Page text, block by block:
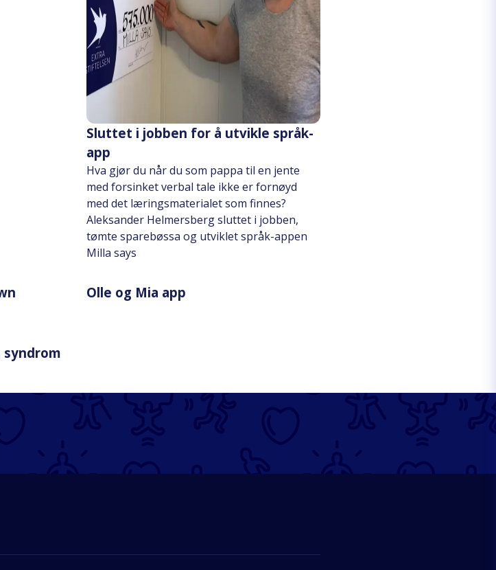
Sluttet i jobben for å utvikle språk-
app
Hva gjør du når du som pappa til en jente
med forsinket verbal tale ikke er fornøyd
med det læringsmaterialet som finnes?
Aleksander Helmersberg sluttet i jobben,
tømte sparebøssa og utviklet språk-appen
Milla says
Olle og Mia app